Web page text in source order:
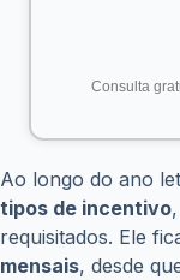
Consulta
Ao longo do ano
tipos de incentivo
requisitados. Ele
mensais, desde